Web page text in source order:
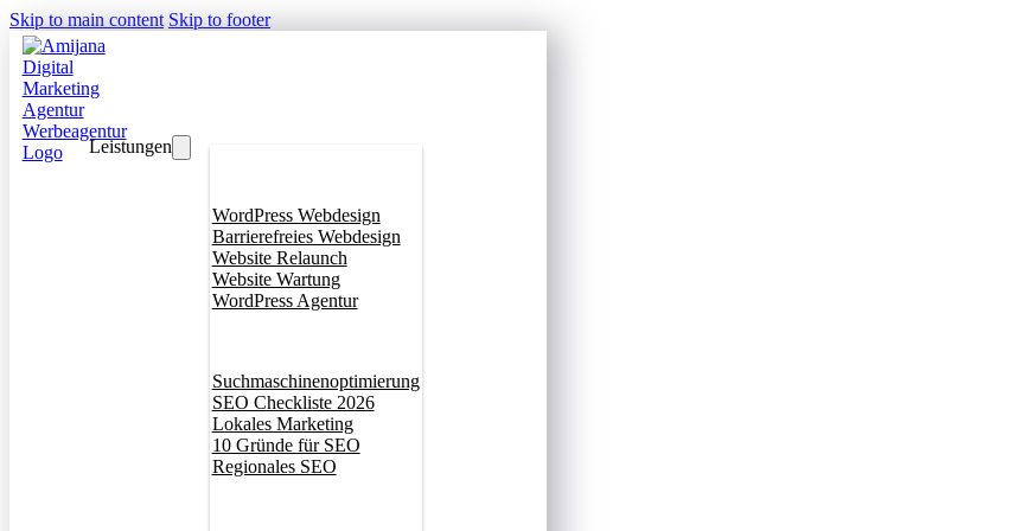
Skip to main content Skip to footer
Leistungen
WordPress Webdesign
Barrierefreies Webdesign
Website Relaunch
Website Wartung
WordPress Agentur
Suchmaschinenoptimierung
SEO Checkliste 2026
Lokales Marketing
10 Gründe für SEO
Regionales SEO